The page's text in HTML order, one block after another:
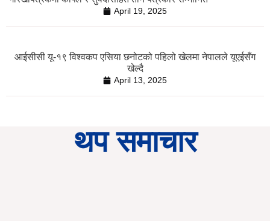
April 19, 2025
आईसीसी यू-१९ विश्वकप एसिया छनोटको पहिलो खेलमा नेपालले यूएईसँग
खेल्दै
April 13, 2025
थप समाचार